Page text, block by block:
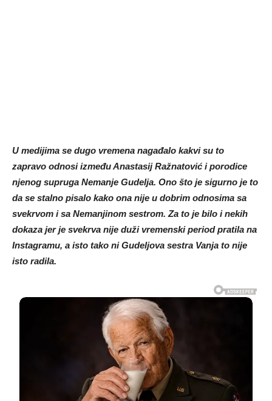
U medijima se dugo vremena nagađalo kakvi su to
zapravo odnosi između Anastasij Ražnatović i porodice
njenog supruga Nemanje Gudelja. Ono što je sigurno je to
da se stalno pisalo kako ona nije u dobrim odnosima sa
svekrvom i sa Nemanjinom sestrom. Za to je bilo i nekih
dokaza jer je svekrva nije duži vremenski period pratila na
Instagramu, a isto tako ni Gudeljova sestra Vanja to nije
isto radila.